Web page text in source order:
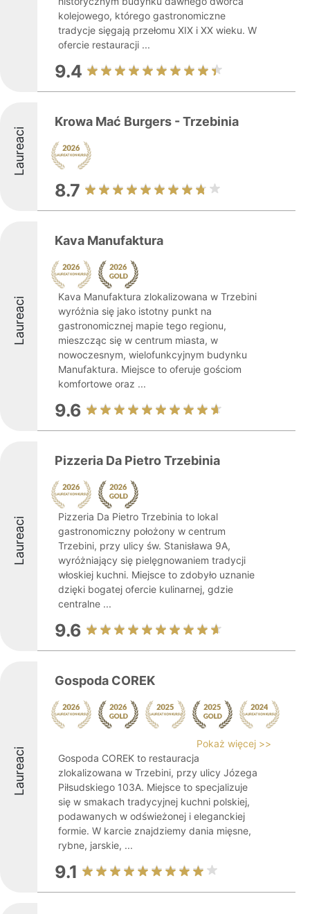
kolejowego, którego gastronomiczne
tradycje sięgają przełomu XIX i XX wieku. W
ofercie restauracji ...
9.4
Laureaci
Krowa Mać Burgers - Trzebinia
8.7
Laureaci
Kava Manufaktura
Kava Manufaktura zlokalizowana w Trzebini
wyróżnia się jako istotny punkt na
gastronomicznej mapie tego regionu,
mieszcząc się w centrum miasta, w
nowoczesnym, wielofunkcyjnym budynku
Manufaktura. Miejsce to oferuje gościom
komfortowe oraz ...
9.6
Laureaci
Pizzeria Da Pietro Trzebinia
Pizzeria Da Pietro Trzebinia to lokal
gastronomiczny położony w centrum
Trzebini, przy ulicy św. Stanisława 9A,
wyróżniający się pielęgnowaniem tradycji
włoskiej kuchni. Miejsce to zdobyło uznanie
dzięki bogatej ofercie kulinarnej, gdzie
centralne ...
9.6
Laureaci
Gospoda COREK
Pokaż więcej >>
Gospoda COREK to restauracja
zlokalizowana w Trzebini, przy ulicy Józega
Piłsudskiego 103A. Miejsce to specjalizuje
się w smakach tradycyjnej kuchni polskiej,
podawanych w odświeżonej i eleganckiej
formie. W karcie znajdziemy dania mięsne,
rybne, jarskie, ...
9.1